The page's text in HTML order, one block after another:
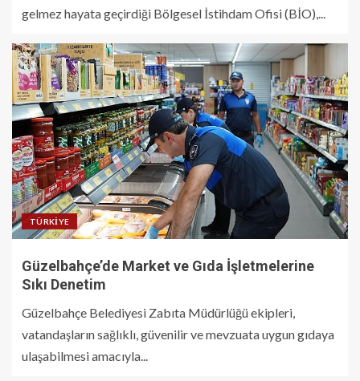
gelmez hayata geçirdiği Bölgesel İstihdam Ofisi (BİO),...
TÜRKIYE
Güzelbahçe’de Market ve Gıda İşletmelerine
Sıkı Denetim
Güzelbahçe Belediyesi Zabıta Müdürlüğü ekipleri,
vatandaşların sağlıklı, güvenilir ve mevzuata uygun gıdaya
ulaşabilmesi amacıyla...